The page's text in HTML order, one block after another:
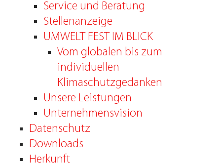
Service und Beratung
Stellenanzeige
UMWELT FEST IM BLICK
Vom globalen bis zum
individuellen
Klimaschutzgedanken
Unsere Leistungen
Unternehmensvision
Datenschutz
Downloads
Herkunft